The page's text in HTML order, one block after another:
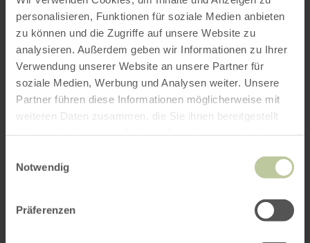
personalisieren, Funktionen für soziale Medien anbieten
zu können und die Zugriffe auf unsere Website zu
analysieren. Außerdem geben wir Informationen zu Ihrer
Verwendung unserer Website an unsere Partner für
soziale Medien, Werbung und Analysen weiter. Unsere
Partner führen diese Informationen möglicherweise mit
weiteren Daten zusammen, die Sie ihnen bereitgestellt
Notwendig
Präferenzen
ROUTE PLANEN
Das könnte Sie auch
interessieren